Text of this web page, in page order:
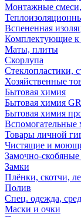
Монтажные
Вспененная
Комплектующие к
Маты, плиты
Скорлупа
Стеклопластики,
Хозяйственные
Бытовая химия
Бытовая химия
Бытовая химия
Вспомогательные
Товары личной
Чистящие и
Замочно-скобяные
Замки
Плёнки, скотчи,
Полив
Спец. одежда,
Маски и очки